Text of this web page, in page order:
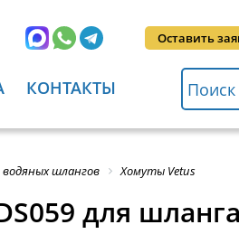
Оставить
КОНТАКТЫ
шлангов Хомуты Vetus
для